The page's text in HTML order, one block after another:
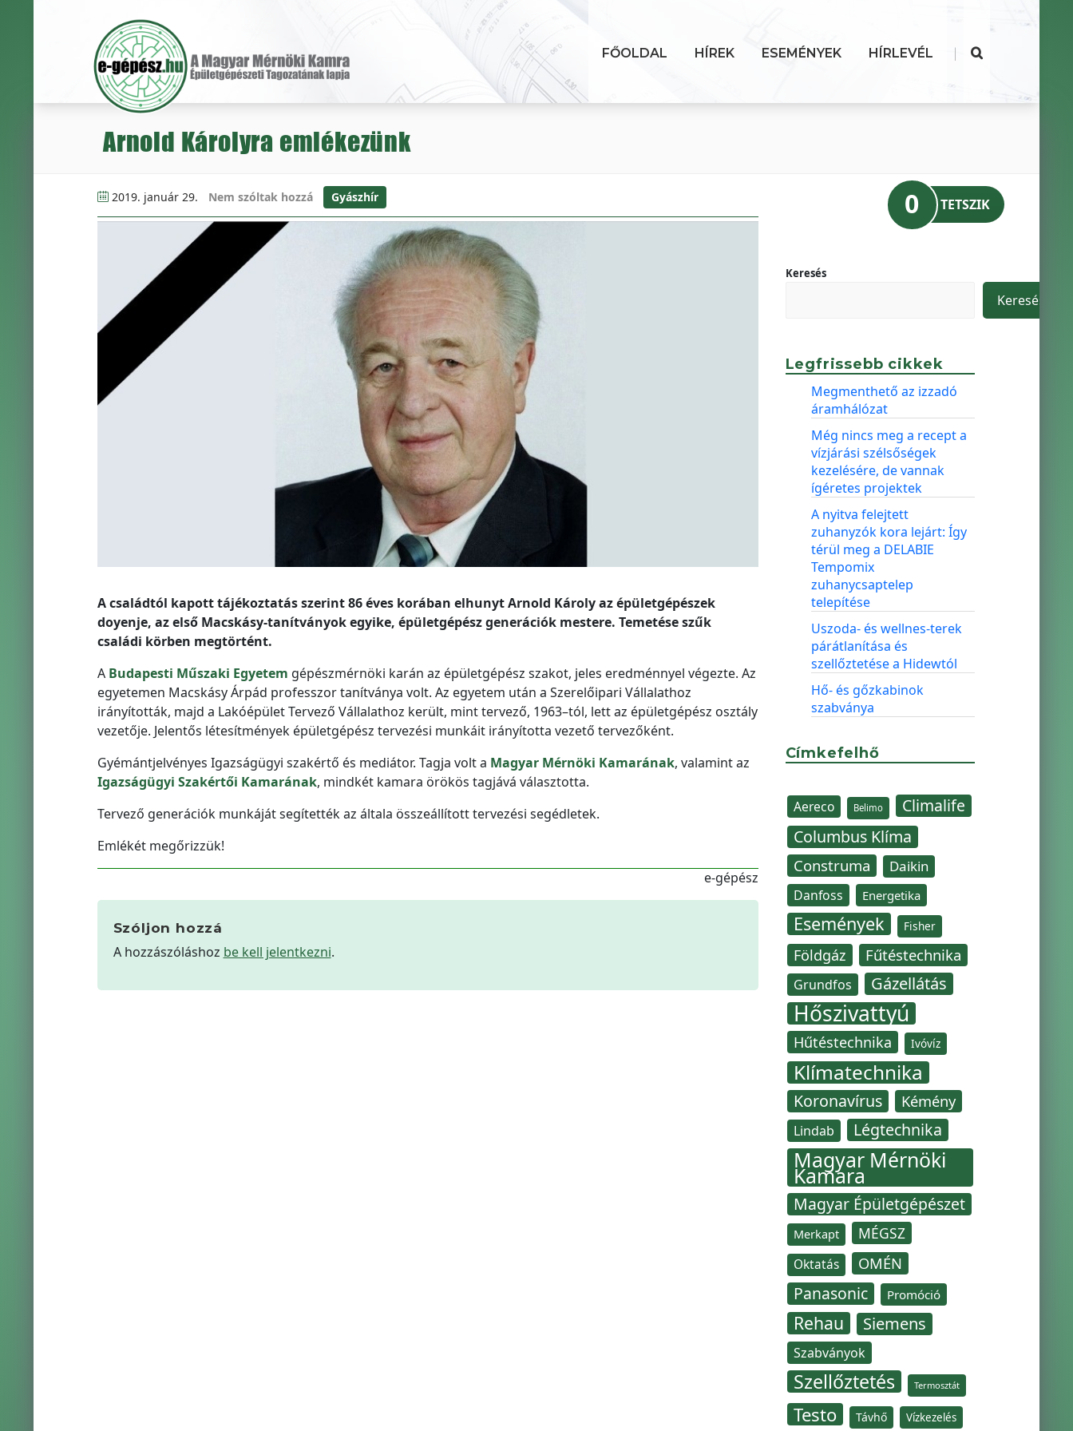
FŐOLDAL HÍREK ESEMÉNYEK HÍRLEVÉL |
Arnold Károlyra emlékezünk
2019. január 29. Nem szóltak hozzá Gyászhír
A családtól kapott tájékoztatás szerint 86 éves korában elhunyt Arnold Károly az épületgépészek
doyenje, az első Macskásy-tanítványok egyike, épületgépész generációk mestere. Temetése szűk
családi körben megtörtént.
A Budapesti Műszaki Egyetem gépészmérnöki karán az épületgépész szakot, jeles eredménnyel végezte. Az
egyetemen Macskásy Árpád professzor tanítványa volt. Az egyetem után a Szerelőipari Vállalathoz
irányították, majd a Lakóépület Tervező Vállalathoz került, mint tervező, 1963–tól, lett az épületgépész osztály
vezetője. Jelentős létesítmények épületgépész tervezési munkáit irányította vezető tervezőként.
Gyémántjelvényes Igazságügyi szakértő és mediátor. Tagja volt a Magyar Mérnöki Kamarának, valamint az
Igazságügyi Szakértői Kamarának, mindkét kamara örökös tagjává választotta.
Tervező generációk munkáját segítették az általa összeállított tervezési segédletek.
Emlékét megőrizzük!
e-gépész
Szóljon hozzá
A hozzászóláshoz be kell jelentkezni.
0 TETSZIK
Keresés
Keresés
Legfrissebb cikkek
Megmenthető az izzadó
áramhálózat
Még nincs meg a recept a
vízjárási szélsőségek
kezelésére, de vannak
ígéretes projektek
A nyitva felejtett
zuhanyzók kora lejárt: Így
térül meg a DELABIE
Tempomix
zuhanycsaptelep
telepítése
Uszoda- és wellnes-terek
párátlanítása és
szellőztetése a Hidewtól
Hő- és gőzkabinok
szabványa
Címkefelhő
Aereco Belimo
Climalife
Columbus Klíma
Construma Daikin
Danfoss Energetika
Események Fisher
Földgáz Fűtéstechnika
Grundfos Gázellátás
Hőszivattyú
Hűtéstechnika Ivóvíz
Klímatechnika
Koronavírus Kémény
Lindab Légtechnika
Magyar Mérnöki
Kamara
Magyar Épületgépészet
Merkapt MÉGSZ
Oktatás OMÉN
Panasonic Promóció
Rehau Siemens
Szabványok
Szellőztetés Termosztát
Testo Távhő Vízkezelés